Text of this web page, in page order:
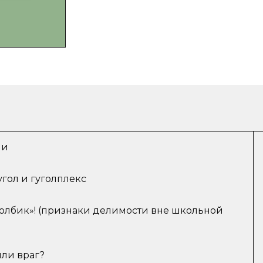
и гуголплекс
(признаки делимости вне школьной
враг?